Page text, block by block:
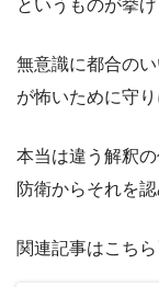
というものが挙げ
無意識に都合の
が怖いために守
本当は違う解釈
防衛からそれを
関連記事はこち